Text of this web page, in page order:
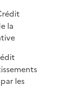
la
les